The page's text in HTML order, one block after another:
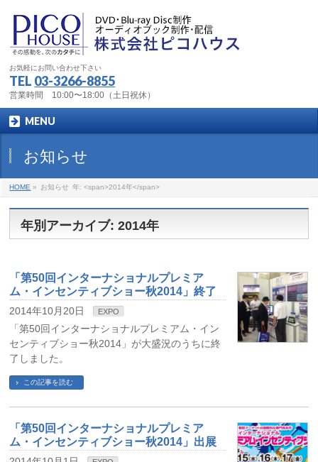
お気軽にお問い合わせ下さい
TEL 03-3266-8855
営業時間 10:00〜18:00（土日祝休）
MENU
お知らせ
HOME » お知らせ 年: <span>2014年</span>
年別アーカイブ: 2014年
「第50回インターナショナルプレミア
ム・インセンティブショー秋2014」終了
2014年10月20日 EXPO
「第50回インターナショナルプレミアム・イン
センティブショー秋2014」が大盛況のうちに終
了しました。
この記事を読む
「第50回インターナショナルプレミア
ム・インセンティブショー秋2014」出展